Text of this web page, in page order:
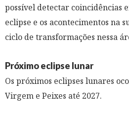
possível detectar coincidências
eclipse e os acontecimentos na
ciclo de transformações nessa
Próximo eclipse lunar
Os próximos eclipses lunares
Virgem e Peixes até 2027.